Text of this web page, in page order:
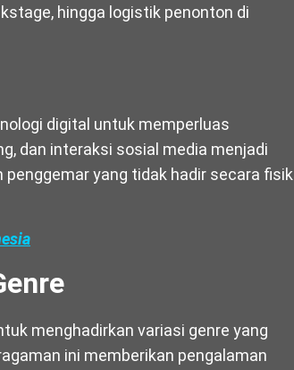
hingga logistik penonton di
digital untuk memperluas
dan interaksi sosial media menjadi
yang tidak hadir secara fisik
menghadirkan variasi genre yang
ini memberikan pengalaman